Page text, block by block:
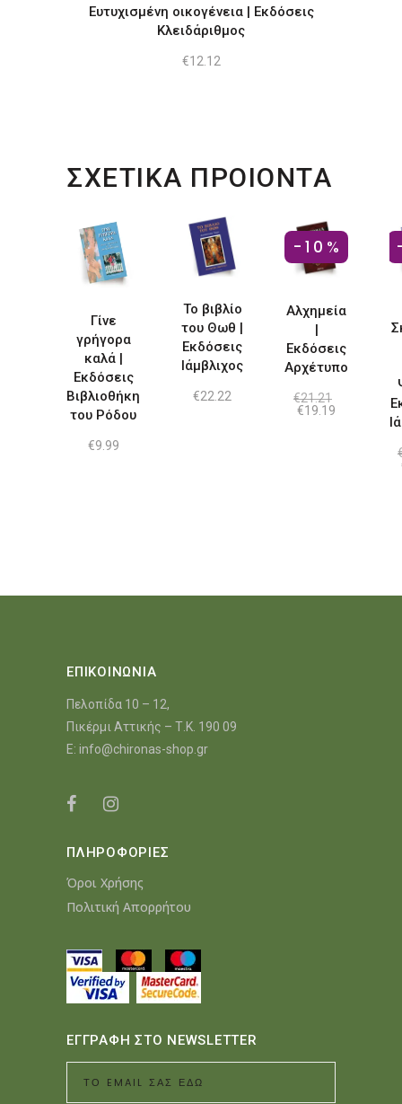
Ευτυχισμένη οικογένεια | Εκδόσεις
Κλειδάριθμος
€12.12
ΣΧΕΤΙΚΑ ΠΡΟΙΟΝΤΑ
Γίνε
γρήγορα
καλά |
Εκδόσεις
Βιβλιοθήκη
του Ρόδου
€9.99
Το βιβλίο
του Θωθ |
Εκδόσεις
Ιάμβλιχος
€22.22
-10%
Αλχημεία
|
Εκδόσεις
Αρχέτυπο
€21.21
Original
€19.19
ΕΠΙΚΟΙΝΩΝΙΑ
Πελοπίδα 10 – 12,
Πικέρμι Αττικής – Τ.Κ. 190 09
E: info@chironas-shop.gr
ΠΛΗΡΟΦΟΡΙΕΣ
Όροι Χρήσης
Πολιτική Απορρήτου
ΕΓΓΡΑΦΗ ΣΤΟ NEWSLETTER